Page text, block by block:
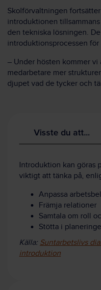
Skolförvaltningen
introduktionen
den tekniska lösningen.
introduktionsprocessen
– Under hösten kommer vi
medarbetare mer
djupet vad de tycker och
Visste du att...
Introduktion kan göras
viktigt att tänka på,
Anpassa
Främja relationer
Samtala om roll
Stötta i
Källa: Suntarbetslivs
introduktion